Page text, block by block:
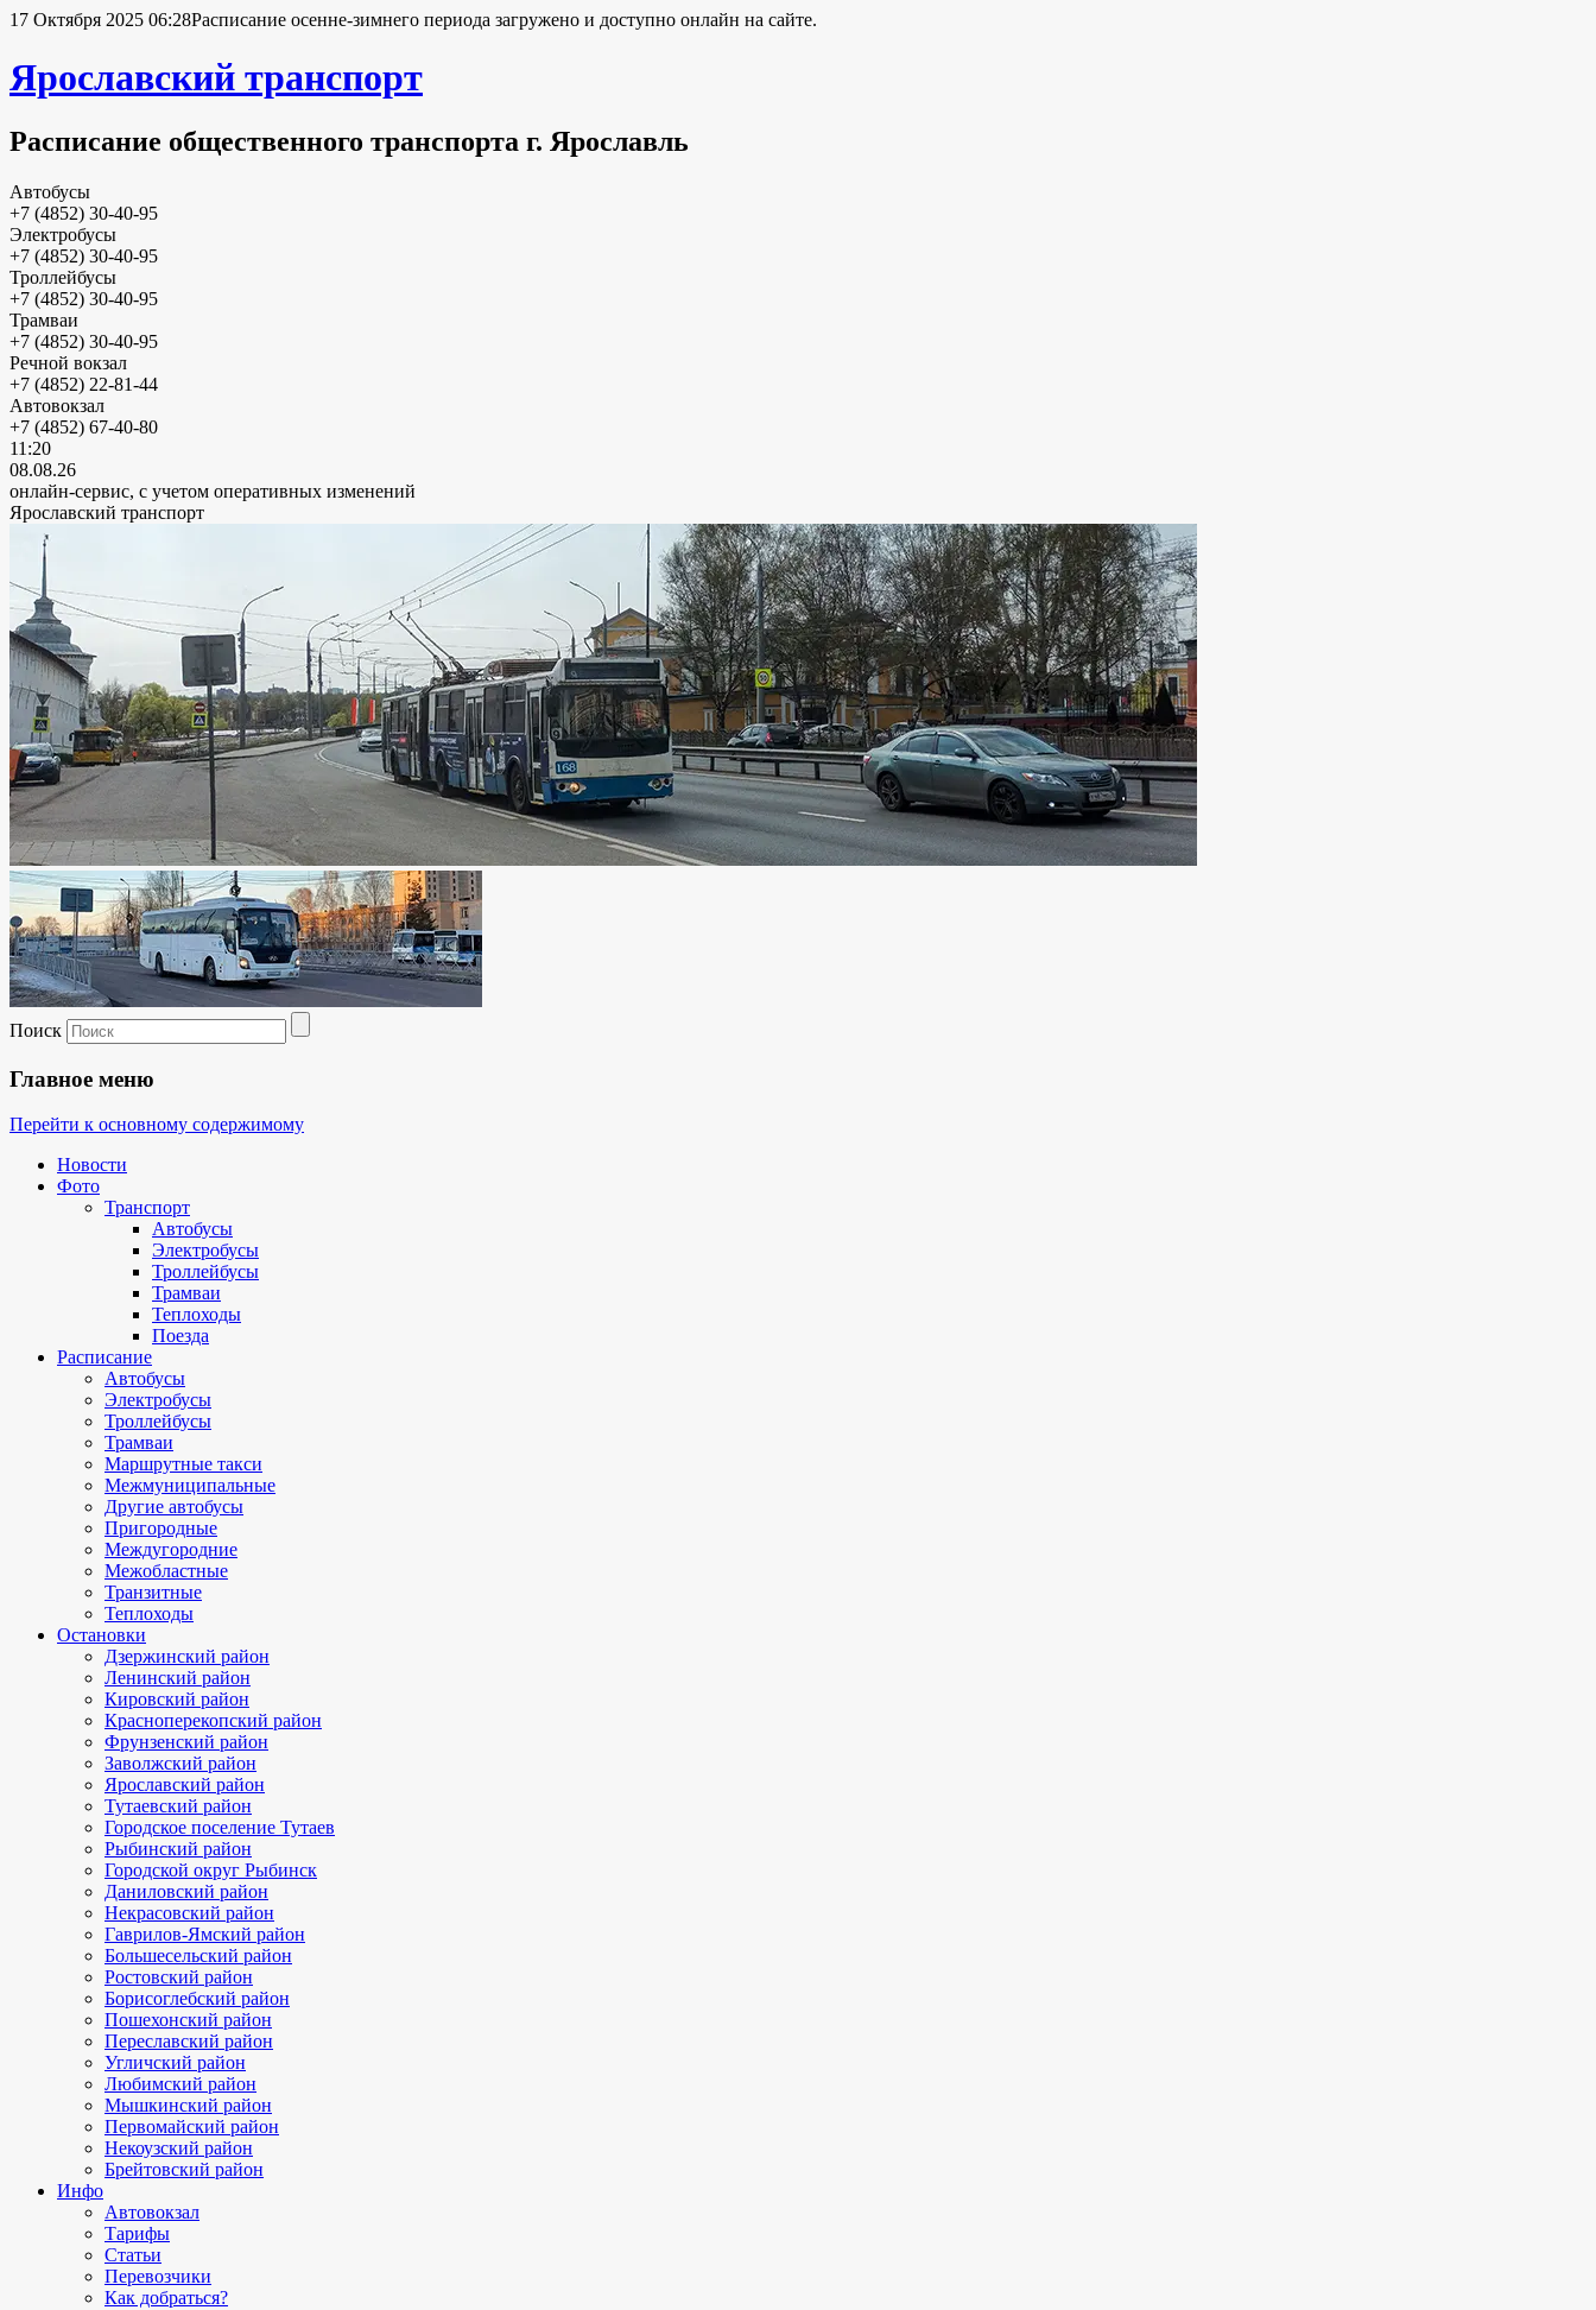
17 Октября 2025 06:28Расписание осенне-зимнего периода загружено и доступно онлайн на сайте.
Ярославский транспорт
Расписание общественного транспорта г. Ярославль
Автобусы
+7 (4852) 30-40-95
Электробусы
+7 (4852) 30-40-95
Троллейбусы
+7 (4852) 30-40-95
Трамваи
+7 (4852) 30-40-95
Речной вокзал
+7 (4852) 22-81-44
Автовокзал
+7 (4852) 67-40-80
11:20
08.08.26
онлайн-сервис, с учетом оперативных изменений
Ярославский транспорт
Поиск
Главное меню
Перейти к основному содержимому
Новости
Фото
Транспорт
Автобусы
Электробусы
Троллейбусы
Трамваи
Теплоходы
Поезда
Расписание
Автобусы
Электробусы
Троллейбусы
Трамваи
Маршрутные такси
Межмуниципальные
Другие автобусы
Пригородные
Междугородние
Межобластные
Транзитные
Теплоходы
Остановки
Дзержинский район
Ленинский район
Кировский район
Красноперекопский район
Фрунзенский район
Заволжский район
Ярославский район
Тутаевский район
Городское поселение Тутаев
Рыбинский район
Городской округ Рыбинск
Даниловский район
Некрасовский район
Гаврилов-Ямский район
Большесельский район
Ростовский район
Борисоглебский район
Пошехонский район
Переславский район
Угличский район
Любимский район
Мышкинский район
Первомайский район
Некоузский район
Брейтовский район
Инфо
Автовокзал
Тарифы
Статьи
Перевозчики
Как добраться?